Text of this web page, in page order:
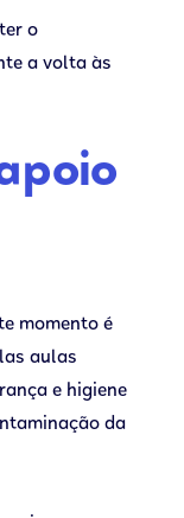
o
a volta às
momento é
aulas
e higiene
da